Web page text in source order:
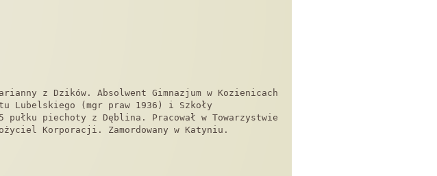
z Dzików. Absolwent Gimnazjum w Kozienicach
Lubelskiego (mgr praw 1936) i Szkoły
pułku piechoty z Dęblina. Pracował w Towarzystwie
Korporacji. Zamordowany w Katyniu.